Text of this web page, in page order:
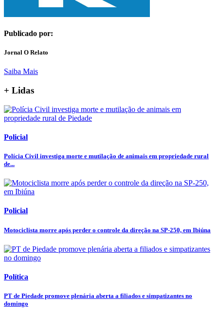
Publicado por:
Jornal O Relato
Saiba Mais
+ Lidas
Policial
Polícia Civil investiga morte e mutilação de animais em propriedade rural
de...
Policial
Motociclista morre após perder o controle da direção na SP-250, em Ibiúna
Política
PT de Piedade promove plenária aberta a filiados e simpatizantes no
domingo